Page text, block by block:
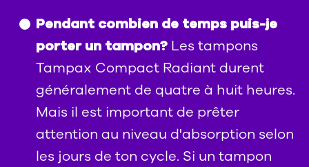
Pendant combien de temps puis-je
porter un tampon? Les tampons
Tampax Compact Radiant durent
généralement de quatre à huit heures.
Mais il est important de prêter
attention au niveau d'absorption selon
les jours de ton cycle. Si un tampon